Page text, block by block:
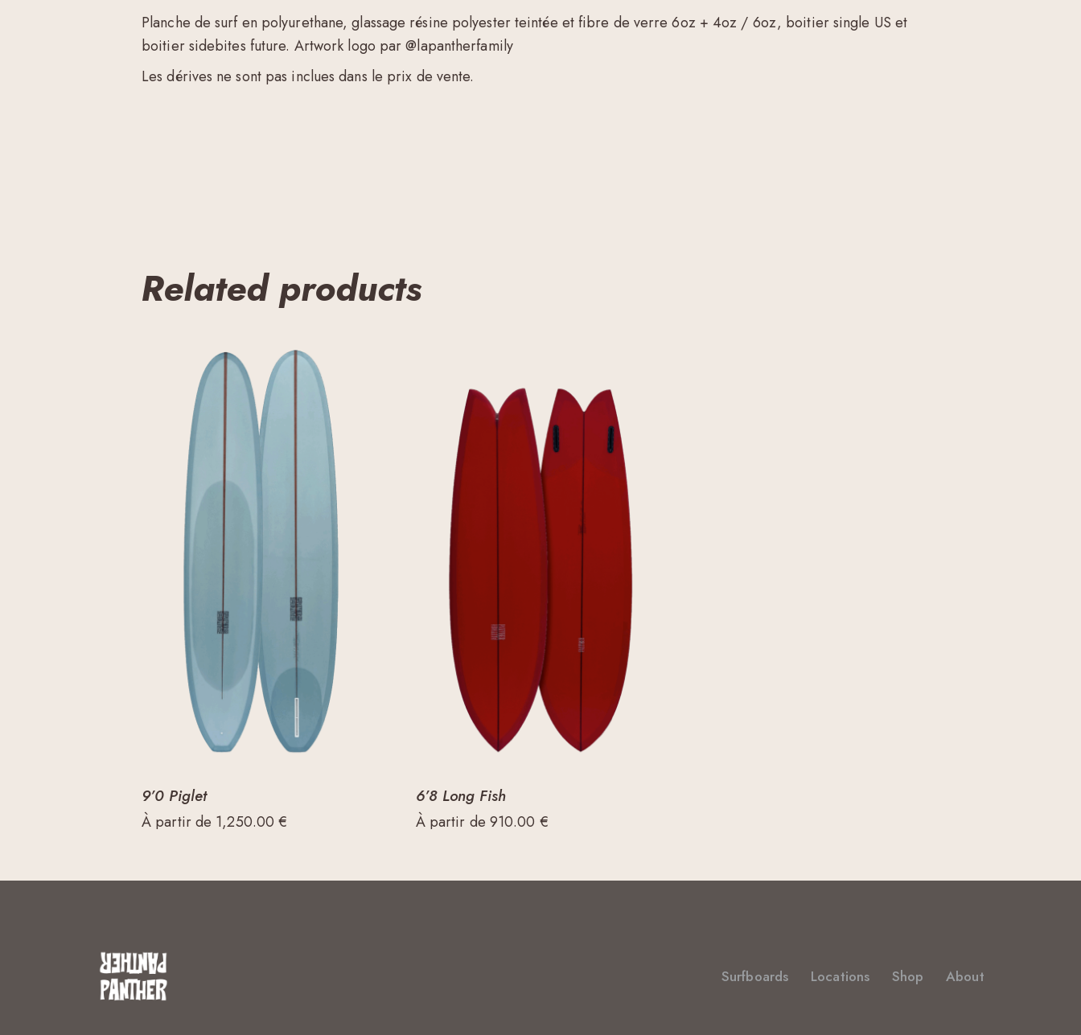
Planche de surf en polyurethane, glassage résine polyester teintée et fibre de verre 6oz + 4oz / 6oz, boitier single US et
boitier sidebites future. Artwork logo par @lapantherfamily
Les dérives ne sont pas inclues dans le prix de vente.
Related products
9’0 Piglet
À partir de 1,250.00€
6’8 Long Fish
À partir de 910.00 €
Surfboards Locations Shop About